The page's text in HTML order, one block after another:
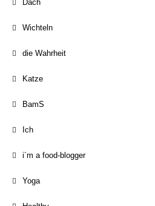
Dach
Wichteln
die Wahrheit
Katze
BamS
Ich
i´m a food-blogger
Yoga